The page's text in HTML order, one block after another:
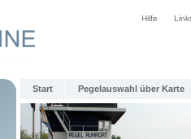
Hilfe
Start Pegelauswahl über Karte